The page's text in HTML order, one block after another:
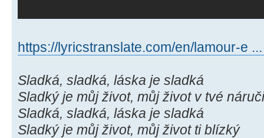
https://lyricstranslate.com/en/lamour-e
Sladká, sladká, láska je sladká
Sladký je můj život, můj život v tvé náruči
Sladká, sladká, láska je sladká
Sladký je můj život, můj život ti blízký